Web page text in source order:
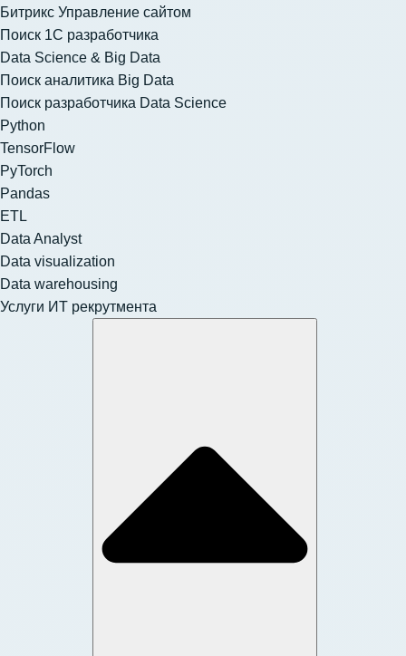
Битрикс Управление сайтом
Поиск 1С разработчика
Data Science & Big Data
Поиск аналитика Big Data
Поиск разработчика Data Science
Python
TensorFlow
PyTorch
Pandas
ETL
Data Analyst
Data visualization
Data warehousing
Услуги ИТ рекрутмента